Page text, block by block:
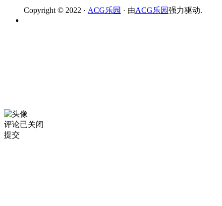
Copyright © 2022 · ACG乐园 · 由ACG乐园强力驱动.
评论已关闭
提交